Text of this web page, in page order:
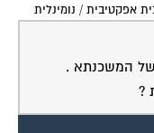
המשכנתא .
?